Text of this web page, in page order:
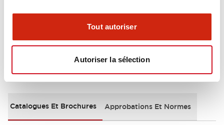
Tout autoriser
Autoriser la sélection
Mounting and Installation Specifications
Documents et fichiers
Catalogues Et Brochures Approbations Et Normes